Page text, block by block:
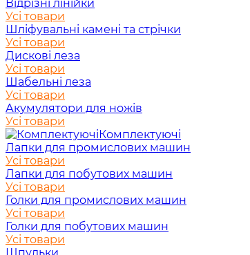
Відрізні лінійки
Усі товари
Шліфувальні камені та стрічки
Усі товари
Дискові леза
Усі товари
Шабельні леза
Усі товари
Акумулятори для ножів
Усі товари
Комплектуючі
Лапки для промислових машин
Усі товари
Лапки для побутових машин
Усі товари
Голки для промислових машин
Усі товари
Голки для побутових машин
Усі товари